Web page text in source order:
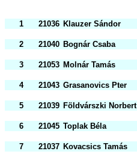
1 21036 Klauzer Sándor
2
21040 Bognár Csaba
3
21053 Molnár Tamás
4
21043 Grasanovics Pter
5
21039 Földvárszki Norbert
6
21045 Toplak Béla
7
21037 Kovacsics Tamás